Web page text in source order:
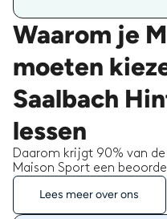
Waarom je
moeten
Saalbach
lessen
Daarom krijgt 90% van
Maison Sport een
Lees meer over ons